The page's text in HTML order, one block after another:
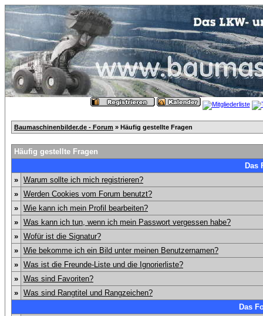
Baumaschinenbilder.de - Forum » Häufig gestellte Fragen
Häufig gestellte Fragen
Das
» Warum sollte ich mich registrieren?
» Werden Cookies vom Forum benutzt?
» Wie kann ich mein Profil bearbeiten?
» Was kann ich tun, wenn ich mein Passwort vergessen habe?
» Wofür ist die Signatur?
» Wie bekomme ich ein Bild unter meinen Benutzernamen?
» Was ist die Freunde-Liste und die Ignorierliste?
» Was sind Favoriten?
» Was sind Rangtitel und Rangzeichen?
Das